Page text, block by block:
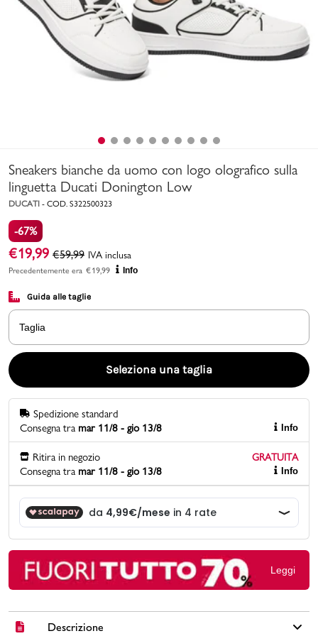
Uomo Bambino
Marchi
Promo & News
contatti
Gift card
Sneakers bianche da uomo con logo olografico sulla
linguetta Ducati Donington Low
DUCATI - COD. S322500323
-67%
€19,99 €59,99 IVA inclusa
Precedentemente era €19,99 Info
Guida alle taglie
Taglia
Seleziona una taglia
Spedizione standard
Consegna tra mar 11/8 - gio 13/8 Info
Ritira in negozio
GRATUITA
Consegna tra mar 11/8 - gio 13/8 Info
Leggi
Descrizione